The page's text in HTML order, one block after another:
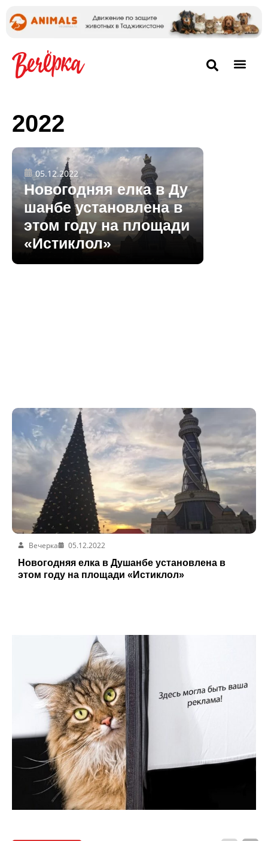
2022
05.12.2022
Новогодняя елка в Ду
шанбе установлена в
этом году на площади
«Истиклол»
Вечерка
05.12.2022
Новогодняя елка в Душанбе установлена в
этом году на площади «Истиклол»